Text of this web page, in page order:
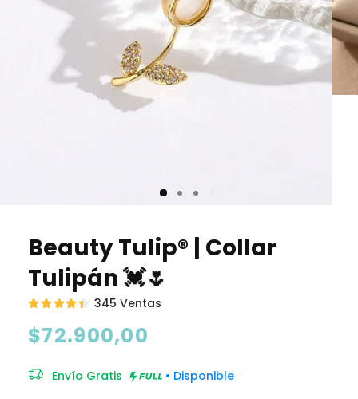
Beauty Tulip® | Collar
Tulipán 💓🌷
345 Ventas
Precio
$72.900,00
Envío Gratis • Disponible